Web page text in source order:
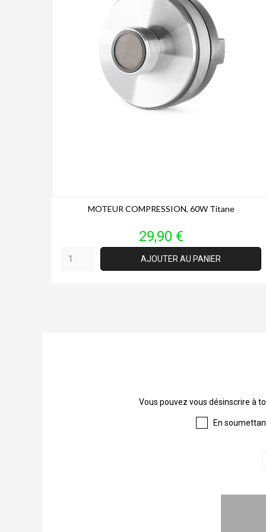
MOTEUR COMPRESSION, 60W Titane
Prix
29,90 €
AJOUTER AU PANIER
Vous pouvez vous désinscrire à
En